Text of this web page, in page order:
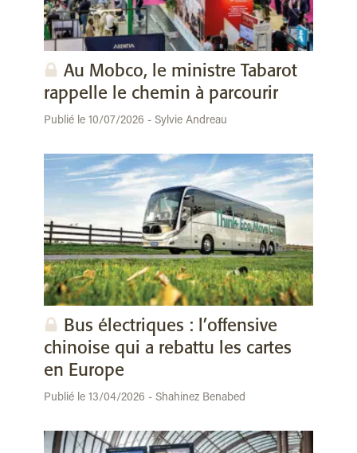
Au Mobco, le ministre Tabarot
rappelle le chemin à parcourir
Publié le 10/07/2026 - Sylvie Andreau
Bus électriques : l’offensive
chinoise qui a rebattu les cartes
en Europe
Publié le 13/04/2026 - Shahinez Benabed